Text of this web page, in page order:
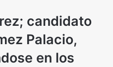
candidato
Palacio,
en los